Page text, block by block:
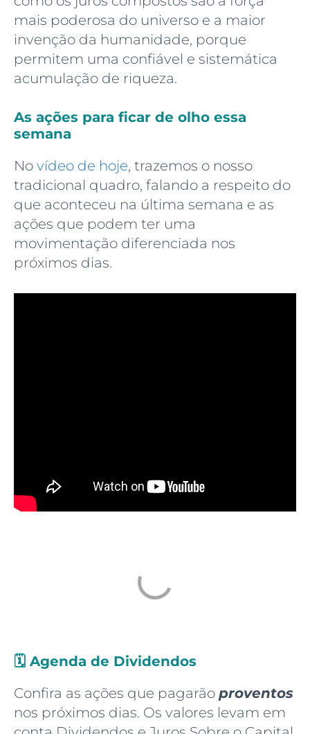
mais poderosa do universo e a maior
invenção da humanidade, porque
permitem uma confiável e sistemática
acumulação de riqueza.
As ações para ficar de olho essa
semana
No vídeo de hoje, trazemos o nosso
tradicional quadro, falando a respeito do
que aconteceu na última semana e as
ações que podem ter uma
movimentação diferenciada nos
próximos dias.
🗓️ Agenda de Dividendos
Confira as ações que pagarão proventos
nos próximos dias. Os valores levam em